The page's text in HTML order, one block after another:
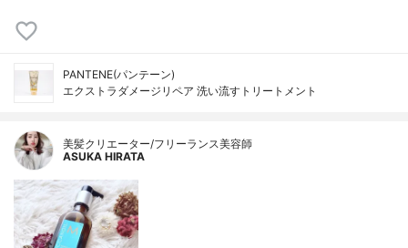
PANTENE(パンテーン)
エクストラダメージリペア 洗い流すトリートメント
美髪クリエーター/フリーランス美容師
ASUKA HIRATA